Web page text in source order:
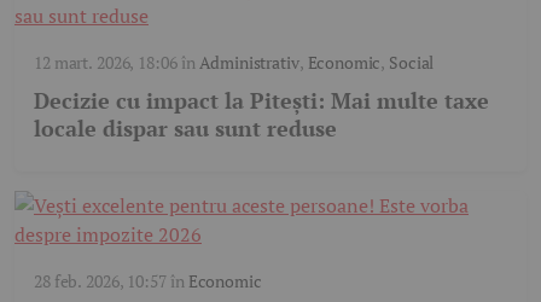
12 mart. 2026, 18:06înAdministrativ, Economic, Social
Decizie cu impact la Pitești: Mai multe taxe
locale dispar sau sunt reduse
28 feb. 2026, 10:57în Economic